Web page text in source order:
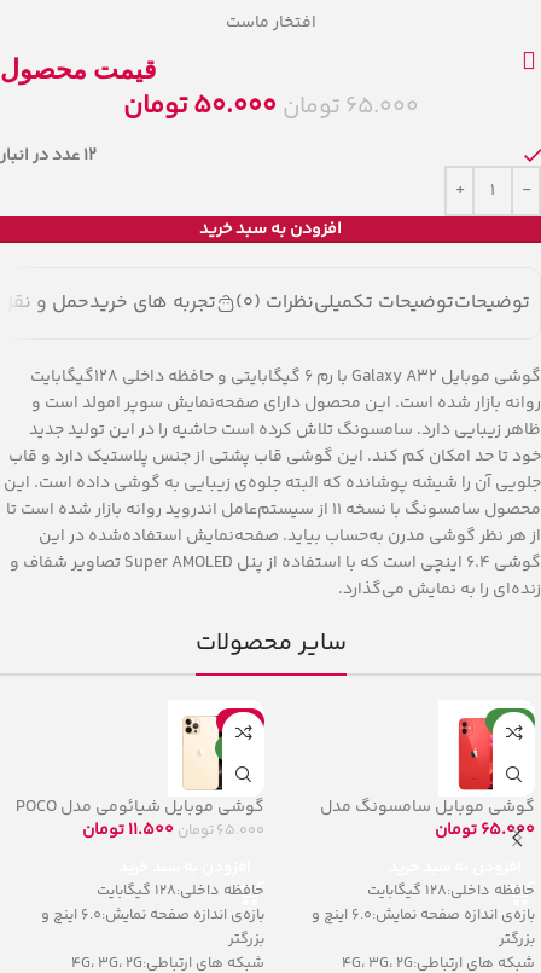
افتخار ماست
قیمت محصول
65.000 تومان 50.000تومان
12 عدد در انبار
افزودن به سبد خرید
توضیحاتتوضیحات تکمیلینظرات (0) تجربه های خریدحمل و نقل
گوشی موبایل Galaxy A32 با رم 6 گیگابایتی و حافظه داخلی 128گیگابایت
روانه بازار شده است. این محصول دارای صفحه‌نمایش سوپر امولد است و
ظاهر زیبایی دارد. سامسونگ تلاش کرده است حاشیه را در این تولید جدید
خود تا حد امکان کم کند. این گوشی قاب پشتی از جنس پلاستیک دارد و قاب
جلویی آن را شیشه پوشانده که البته جلوه‌ی زیبایی به گوشی داده است. این
محصول سامسونگ با نسخه 11 از سیستم‌عامل اندروید روانه بازار شده است تا
از هر نظر گوشی مدرن به‌حساب بیاید. صفحه‌نمایش استفاده‌شده در این
گوشی 6.4 اینچی است که با استفاده از پنل Super AMOLED تصاویر شفاف و
زنده‌ای را به نمایش می‌گذارد.
سایر محصولات
جدید
گوشی موبایل سامسونگ مدل
Galaxy A32 5G
65.000تومان
حافظه داخلی:128 گیگابایت
بازه‌ی اندازه صفحه نمایش:6.0 اینچ و
بزرگتر
شبکه های ارتباطی:4G، 3G، 2G
حراج
گوشی موبایل شیائومی مدل POCO
F3 5G
65.000تومان 11.500تومان
حافظه داخلی:128 گیگابایت
بازه‌ی اندازه صفحه نمایش:6.0 اینچ و
بزرگتر
شبکه های ارتباطی:4G، 3G، 2G